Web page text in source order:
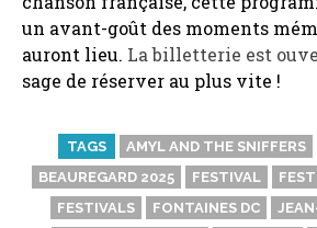
un avant-goût des moments
auront lieu. La billetterie est
sage de réserver au plus vite !
TAGS AMYL AND THE SNIFFERS
BEAUREGARD 2025
FESTIVAL
FESTIVALS
FONTAINES DC